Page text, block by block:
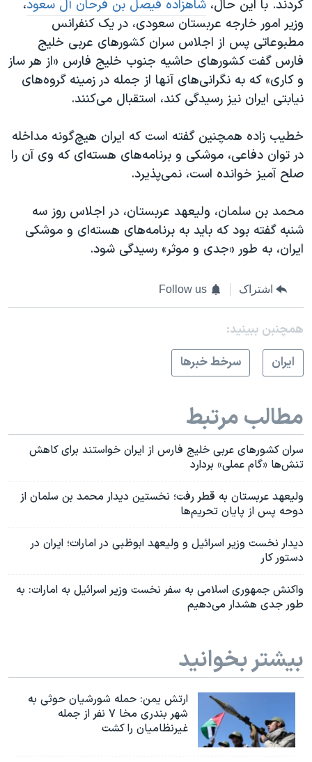
کردند. با این حال، شاهزاده فیصل بن فرحان آل سعود،
وزیر امور خارجه عربستان سعودی، در یک کنفرانس
مطبوعاتی پس از اجلاس سران کشورهای عربی خلیج
فارس گفت کشورهای حاشیه جنوب خلیج فارس «از هر ساز
و کاری» که به نگرانی‌های آنها از جمله در زمینه گروه‌های
نیابتی ایران نیز رسیدگی کند، استقبال می‌کنند.
خطیب زاده همچنین گفته است که ایران هیچ‌گونه مداخله
در توان دفاعی، موشکی و برنامه‌های هسته‌ای‌ که وی آن را
صلح آمیز خوانده است، نمی‌پذیرد.
محمد بن سلمان، ولیعهد عربستان، در اجلاس روز سه
شنبه گفته بود که باید به برنامه‌های هسته‌ای و موشکی
ایران، به طور «جدی و موثر» رسیدگی شود.
اشتراک Follow us
همچنبن ببینید:
ايران
سرخط خبرها
مطالب مرتبط
سران کشورهای عربی خلیج فارس از ایران خواستند برای کاهش
تنش‌ها «گام عملی» بردارد
ولیعهد عربستان به قطر رفت؛ نخستین دیدار محمد بن سلمان از
دوحه پس از پایان تحریم‌ها
دیدار نخست وزیر اسرائيل و ولیعهد ابوظبی در امارات؛ ایران در
دستور کار
واکنش جمهوری اسلامی به سفر نخست وزیر اسرائيل به امارات: به
طور جدی هشدار می‌دهیم
بیشتر بخوانید
ارتش یمن: حمله شورشیان حوثی به
شهر بندری مخا ۷ نفر از جمله
غیرنظامیان را کشت